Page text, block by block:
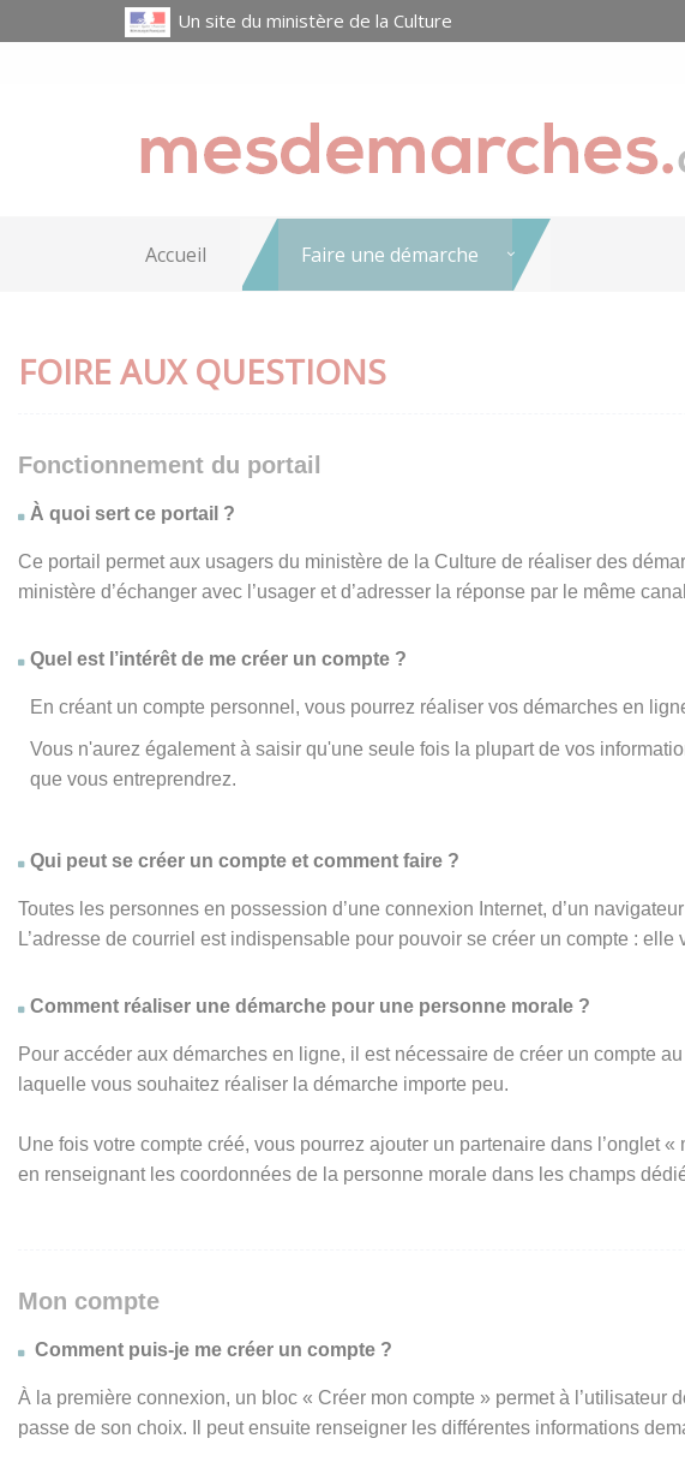
Un site du ministère de la Culture
Accueil Faire une démarche
FOIRE AUX QUESTIONS
Fonctionnement du portail
À quoi sert ce portail ?
Ce portail permet aux usagers du ministère de la Culture de réaliser des
ministère d’échanger avec l’usager et d’adresser la réponse par le même
Quel est l’intérêt de me créer un compte ?
En créant un compte personnel, vous pourrez réaliser vos démarches en
Vous n'aurez également à saisir qu'une seule fois la plupart de vos
que vous entreprendrez.
Qui peut se créer un compte et comment faire ?
Toutes les personnes en possession d’une connexion Internet, d’un
L’adresse de courriel est indispensable pour pouvoir se créer un compte :
Comment réaliser une démarche pour une personne morale ?
Pour accéder aux démarches en ligne, il est nécessaire de créer un compte
laquelle vous souhaitez réaliser la démarche importe peu.
Une fois votre compte créé, vous pourrez ajouter un partenaire dans l’onglet
en renseignant les coordonnées de la personne morale dans les champs
Mon compte
Comment puis-je me créer un compte ?
À la première connexion, un bloc « Créer mon compte » permet à
passe de son choix. Il peut ensuite renseigner les différentes informations